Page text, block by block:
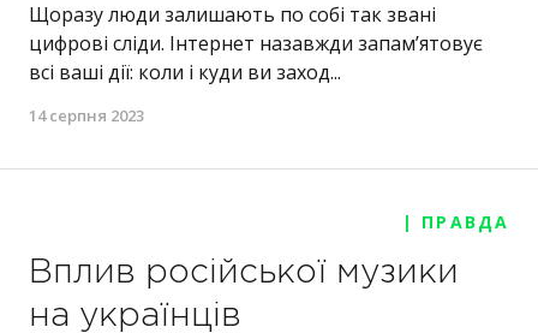
Щоразу люди залишають по собі так звані
цифрові сліди. Інтернет назавжди запам’ятовує
всі ваші дії: коли і куди ви заход...
14 серпня 2023
| ПРАВДА
Вплив російської музики
на українців